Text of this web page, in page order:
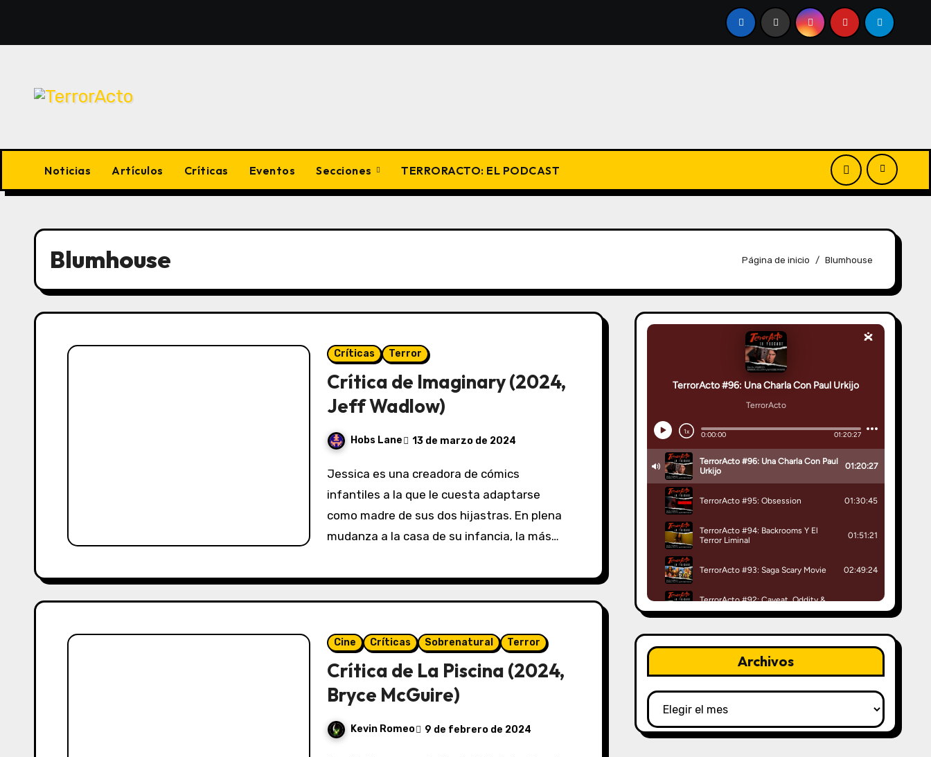
contenido
Noticias Artículos Críticas Eventos Secciones TERRORACTO: EL PODCAST
Blumhouse Página de inicio Blumhouse
Críticas Terror
Crítica de Imaginary (2024,
Jeff Wadlow)
Hobs Lane 13 de marzo de 2024
Jessica es una creadora de cómics
infantiles a la que le cuesta adaptarse
como madre de sus dos hijastras. En plena
mudanza a la casa de su infancia, la más…
Cine Críticas Sobrenatural Terror
Crítica de La Piscina (2024,
Bryce McGuire)
Kevin Romeo 9 de febrero de 2024
Archivos
Archivos